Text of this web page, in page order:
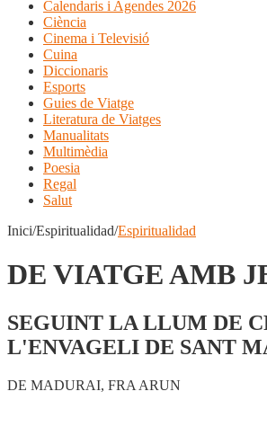
Calendaris i Agendes 2026
Ciència
Cinema i Televisió
Cuina
Diccionaris
Esports
Guies de Viatge
Literatura de Viatges
Manualitats
Multimèdia
Poesia
Regal
Salut
Inici/Espiritualidad/Espiritualidad
DE VIATGE AMB
SEGUINT LA LLUM DE
L'ENVAGELI DE SANT
DE MADURAI, FRA ARUN